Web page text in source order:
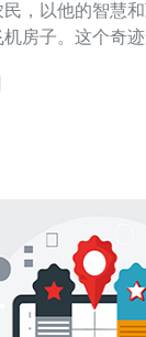
，以他的智慧
房子。这个奇
对飞机和建筑有